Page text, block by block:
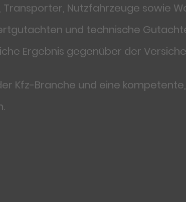
Nutzfahrzeuge sowie
und technische
Ergebnis gegenüber der
Kfz-Branche und eine